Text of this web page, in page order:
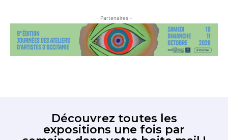
- Partenaires -
Découvrez toutes les
expositions une fois par